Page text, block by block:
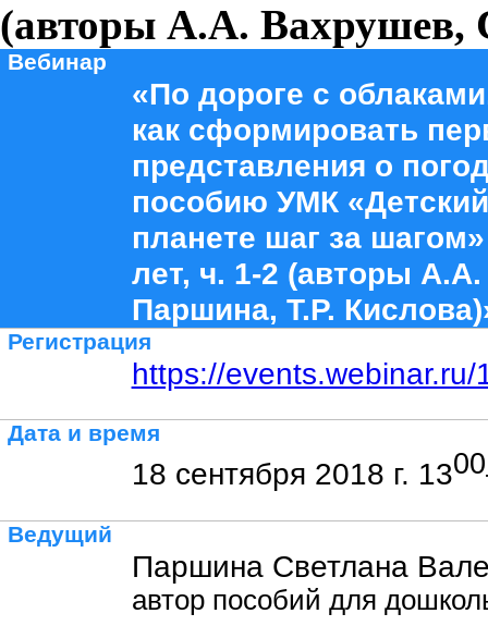
(авторы А.А. Вахрушев,
Вебинар
«По дороге с
как сформировать
представления о
пособию УМК
планете шаг за
лет, ч. 1-2 (авторы
Паршина, Т.Р.
Регистрация
https://
Дата и время
18 сентября 2018 г. 1300
Ведущий
Паршина Светлана
автор пособий для